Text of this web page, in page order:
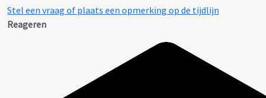
Stel een vraag of plaats een opmerking op de tijdlijn
Reageren